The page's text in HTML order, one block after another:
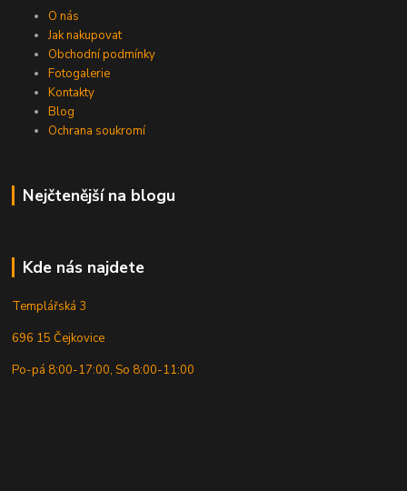
O nás
Jak nakupovat
Obchodní podmínky
Fotogalerie
Kontakty
Blog
Ochrana soukromí
Nejčtenější na blogu
Kde nás najdete
Templářská 3
696 15 Čejkovice
Po-pá 8:00-17:00, So 8:00-11:00